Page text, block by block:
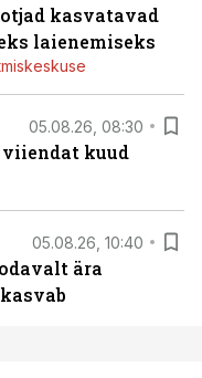
kasvatavad
laienemiseks
05.08.26, 08:30
kuud
05.08.26, 10:40
ära